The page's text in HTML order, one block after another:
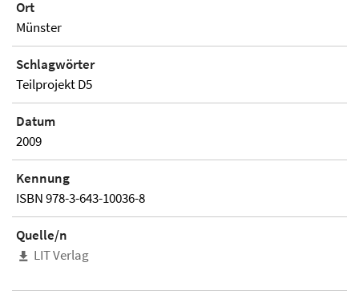
Ort
Münster
Schlagwörter
Teilprojekt D5
Datum
2009
Kennung
ISBN 978-3-643-10036-8
Quelle/n
LIT Verlag